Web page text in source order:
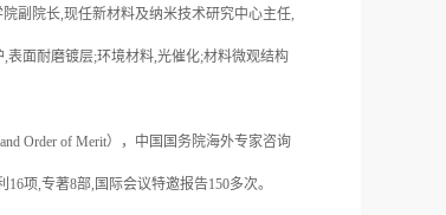
副院长,现任新材料及纳米技术研究中心主任,
面耐磨镀层;环境材料,光催化;材料微观结构
Order of Merit），中国国务院海外专家咨询
项,专著8部,国际会议特邀报告150多次。